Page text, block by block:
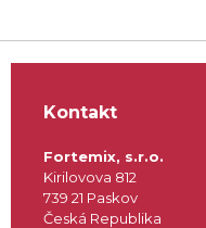
Kontakt
Fortemix, s.r.o.
Kirilovova 812
739 21 Paskov
Česká Republika